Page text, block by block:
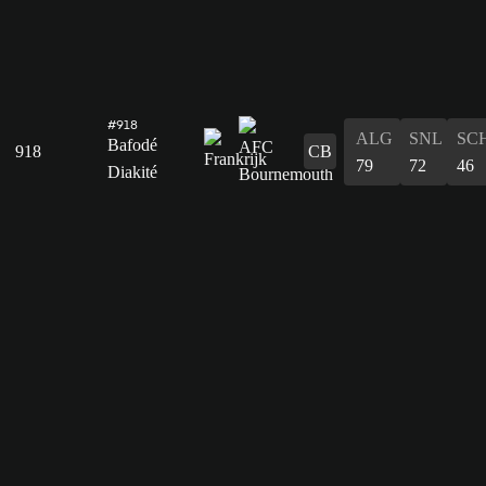
918
#918
Bafodé
Diakité
CB
ALG
79
SNL
72
46